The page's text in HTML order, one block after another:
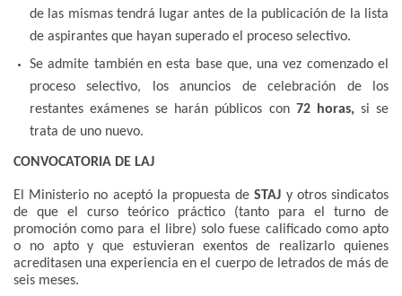
de las mismas tendrá lugar antes de la publicación de la lista
de aspirantes que hayan superado el proceso selectivo.
Se admite también en esta base que, una vez comenzado el
proceso selectivo, los anuncios de celebración de los
restantes exámenes se harán públicos con 72 horas, si se
trata de uno nuevo.
CONVOCATORIA DE LAJ
El Ministerio no aceptó la propuesta deSTAJ y otros sindicatos
de que el curso teórico práctico (tanto para el turno de
promoción como para el libre) solo fuese calificado como apto
o no apto y que estuvieran exentos de realizarlo quienes
acreditasen una experiencia en el cuerpo de letrados de más de
seis meses.